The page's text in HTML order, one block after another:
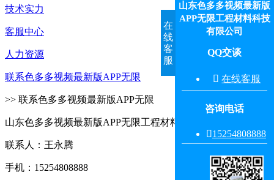
技术实力
客服中心
人力资源
联系色多多视频最新版APP无限
>> 联系色多多视频最新版APP无限
山东色多多视频最新版APP无限工程材料科技有限公司
联系人：王永腾
手机：15254808888
在
线
客
服
山东色多多视频最新版
APP无限工程材料科技
有限公司
QQ交谈
 在线客服
咨询电话
15254808888‬